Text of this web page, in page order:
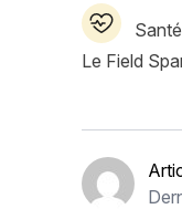
Le Field